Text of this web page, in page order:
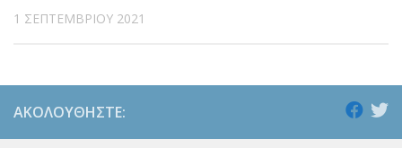
1 ΣΕΠΤΕΜΒΡΊΟΥ 2021
ΑΚΟΛΟΥΘΉΣΤΕ: